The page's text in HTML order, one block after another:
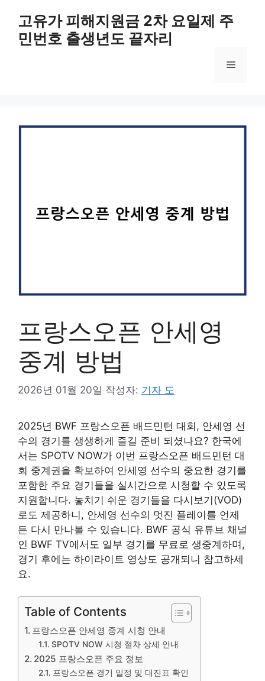
고유가 피해지원금 2차 요일제 주
민번호 출생년도 끝자리
메
프랑스오픈 안세영
중계 방법
2026년 01월 20일 작성자: 기자 도
2025년 BWF 프랑스오픈 배드민턴 대회, 안세영 선
수의 경기를 생생하게 즐길 준비 되셨나요? 한국에
서는 SPOTV NOW가 이번 프랑스오픈 배드민턴 대
회 중계권을 확보하여 안세영 선수의 중요한 경기를
포함한 주요 경기들을 실시간으로 시청할 수 있도록
지원합니다. 놓치기 쉬운 경기들을 다시보기(VOD)
로도 제공하니, 안세영 선수의 멋진 플레이를 언제
든 다시 만나볼 수 있습니다. BWF 공식 유튜브 채널
인 BWF TV에서도 일부 경기를 무료로 생중계하며,
경기 후에는 하이라이트 영상도 공개되니 참고하세
요.
Table of Contents
프랑스오픈 안세영 중계 시청 안내
SPOTV NOW 시청 절차 상세 안내
2025 프랑스오픈 주요 정보
프랑스오픈 경기 일정 및 대진표 확인